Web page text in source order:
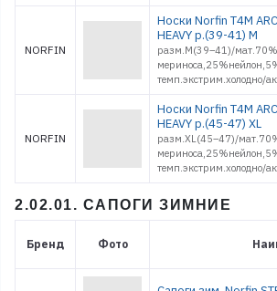
NORFIN
Носки Norfin T4M
HEAVY р.(39-41) M
разм.M(39–41)/
темп.экстрим.холодно/
NORFIN
Носки Norfin T4M
HEAVY р.(45-47) XL
разм.XL(45–47)/
темп.экстрим.холодно/
2.02.01. САПОГИ ЗИМНИЕ
Бренд Фото